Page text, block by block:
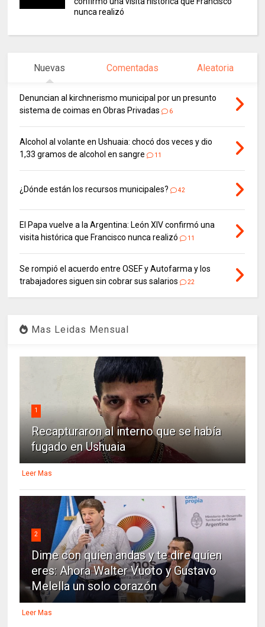
nunca realizó
Nuevas Comentadas Aleatoria
Denuncian al kirchnerismo municipal por un presunto
sistema de coimas en Obras Privadas
6
Alcohol al volante en Ushuaia: chocó dos veces y dio
1,33 gramos de alcohol en sangre
11
¿Dónde están los recursos municipales? 42
El Papa vuelve a la Argentina: León XIV confirmó una
visita histórica que Francisco nunca realizó
11
Se rompió el acuerdo entre OSEF y Autofarma y los
trabajadores siguen sin cobrar sus salarios
22
Mas Leidas Mensual
1
Recapturaron al interno que se había
fugado en Ushuaia
Leer Mas
2
Dime con quien andas y te dire quien
eres: Ahora Walter Vuoto y Gustavo
Melella un solo corazón
Leer Mas